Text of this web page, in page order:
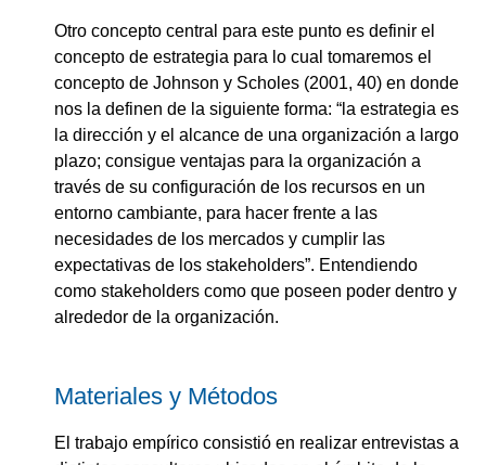
Otro concepto central para este punto es definir el
concepto de estrategia para lo cual tomaremos el
concepto de Johnson y Scholes (2001, 40) en donde
nos la definen de la siguiente forma: “la estrategia es
la dirección y el alcance de una organización a largo
plazo; consigue ventajas para la organización a
través de su configuración de los recursos en un
entorno cambiante, para hacer frente a las
necesidades de los mercados y cumplir las
expectativas de los stakeholders”. Entendiendo
como stakeholders como que poseen poder dentro y
alrededor de la organización.
Materiales y Métodos
El trabajo empírico consistió en realizar entrevistas a